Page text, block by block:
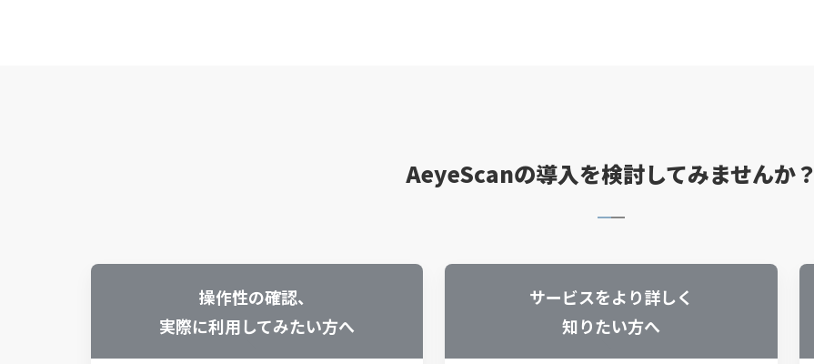
AeyeScanの導入を検討してみませんか？
操作性の確認、
実際に利用してみたい方へ
サービスをより詳しく
知りたい方へ